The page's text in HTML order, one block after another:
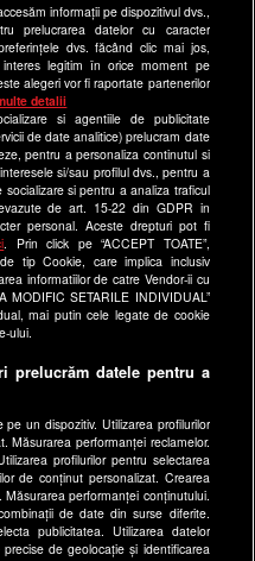
Channel
Group
informații pe dispozitivul dvs.,
prelucrarea datelor cu caracter
dvs. făcând clic mai jos,
legitim în orice moment pe
alegeri vor fi raportate partenerilor
detalii
si agentiile de publicitate
de date analitice) prelucram date
pentru a personaliza continutul si
si/sau profilul dvs., pentru a
si pentru a analiza traficul
de art. 15-22 din GDPR in
personal. Aceste drepturi pot fi
. Prin click pe “ACCEPT TOATE”,
tip Cookie, care implica inclusiv
informatiilor de catre Vendor-ii cu
MODIFIC SETARILE INDIVIDUAL”
mai putin cele legate de cookie
ului.
prelucrăm datele pentru a
un dispozitiv. Utilizarea profilurilor
Măsurarea performanței reclamelor.
profilurilor pentru selectarea
de conținut personalizat. Crearea
performanței conținutului.
de date din surse diferite.
publicitatea. Utilizarea datelor
de geolocație și identificarea